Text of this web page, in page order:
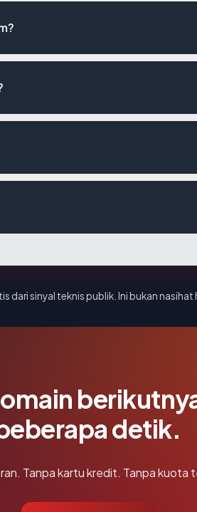
dari sinyal teknis publik. Ini bukan nasihat
detik.
Tanpa kartu kredit. Tanpa kuota